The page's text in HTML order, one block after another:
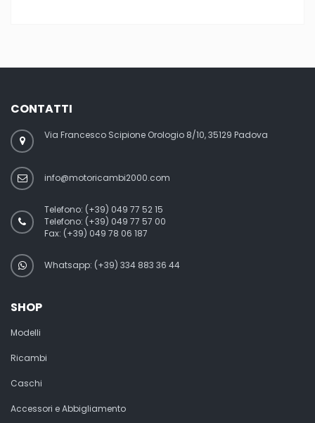
CONTATTI
Via Francesco Scipione Orologio 8/10, 35129 Padova
info@motoricambi2000.com
Telefono: (+39) 049 77 52 15
Telefono: (+39) 049 77 57 00
Fax: (+39) 049 78 06 187
Whatsapp: (+39) 334 883 36 44
SHOP
Modelli
Ricambi
Caschi
Accessori e Abbigliamento